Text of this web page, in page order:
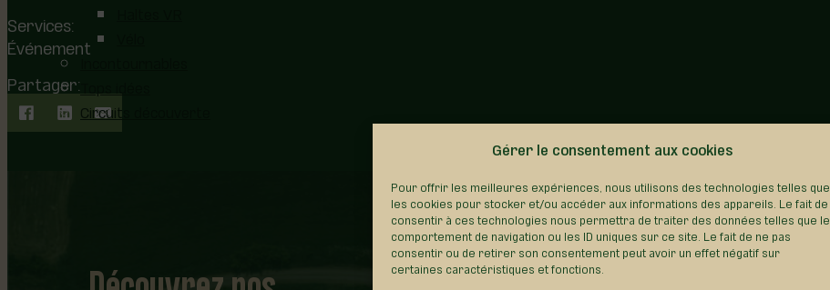
Gérer le consentement aux cookies
Pour offrir les meilleures expériences, nous utilisons des technologies telles que
les cookies pour stocker et/ou accéder aux informations des appareils. Le fait de
consentir à ces technologies nous permettra de traiter des données telles que le
comportement de navigation ou les ID uniques sur ce site. Le fait de ne pas
consentir ou de retirer son consentement peut avoir un effet négatif sur
certaines caractéristiques et fonctions.
Circuits découverte
Services:
Événement
Partager:
REVENIR AU RÉPERTOIRE